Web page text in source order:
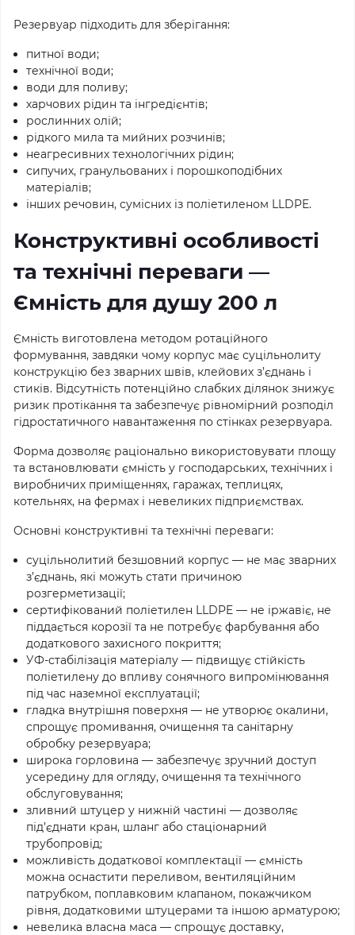
Резервуар підходить для зберігання:
питної води;
технічної води;
води для поливу;
харчових рідин та інгредієнтів;
рослинних олій;
рідкого мила та мийних розчинів;
неагресивних технологічних рідин;
сипучих, гранульованих і порошкоподібних
матеріалів;
інших речовин, сумісних із поліетиленом LLDPE.
Конструктивні особливості
та технічні переваги —
Ємність для душу 200 л
Ємність виготовлена методом ротаційного
формування, завдяки чому корпус має суцільнолиту
конструкцію без зварних швів, клейових з’єднань і
стиків. Відсутність потенційно слабких ділянок знижує
ризик протікання та забезпечує рівномірний розподіл
гідростатичного навантаження по стінках резервуара.
Форма дозволяє раціонально використовувати площу
та встановлювати ємність у господарських, технічних і
виробничих приміщеннях, гаражах, теплицях,
котельнях, на фермах і невеликих підприємствах.
Основні конструктивні та технічні переваги:
суцільнолитий безшовний корпус — не має зварних
з’єднань, які можуть стати причиною
розгерметизації;
сертифікований поліетилен LLDPE — не іржавіє, не
піддається корозії та не потребує фарбування або
додаткового захисного покриття;
УФ-стабілізація матеріалу — підвищує стійкість
поліетилену до впливу сонячного випромінювання
під час наземної експлуатації;
гладка внутрішня поверхня — не утворює окалини,
спрощує промивання, очищення та санітарну
обробку резервуара;
широка горловина — забезпечує зручний доступ
усередину для огляду, очищення та технічного
обслуговування;
зливний штуцер у нижній частині — дозволяє
під’єднати кран, шланг або стаціонарний
трубопровід;
можливість додаткової комплектації — ємність
можна оснастити переливом, вентиляційним
патрубком, поплавковим клапаном, покажчиком
рівня, додатковими штуцерами та іншою арматурою;
невелика власна маса — спрощує доставку,